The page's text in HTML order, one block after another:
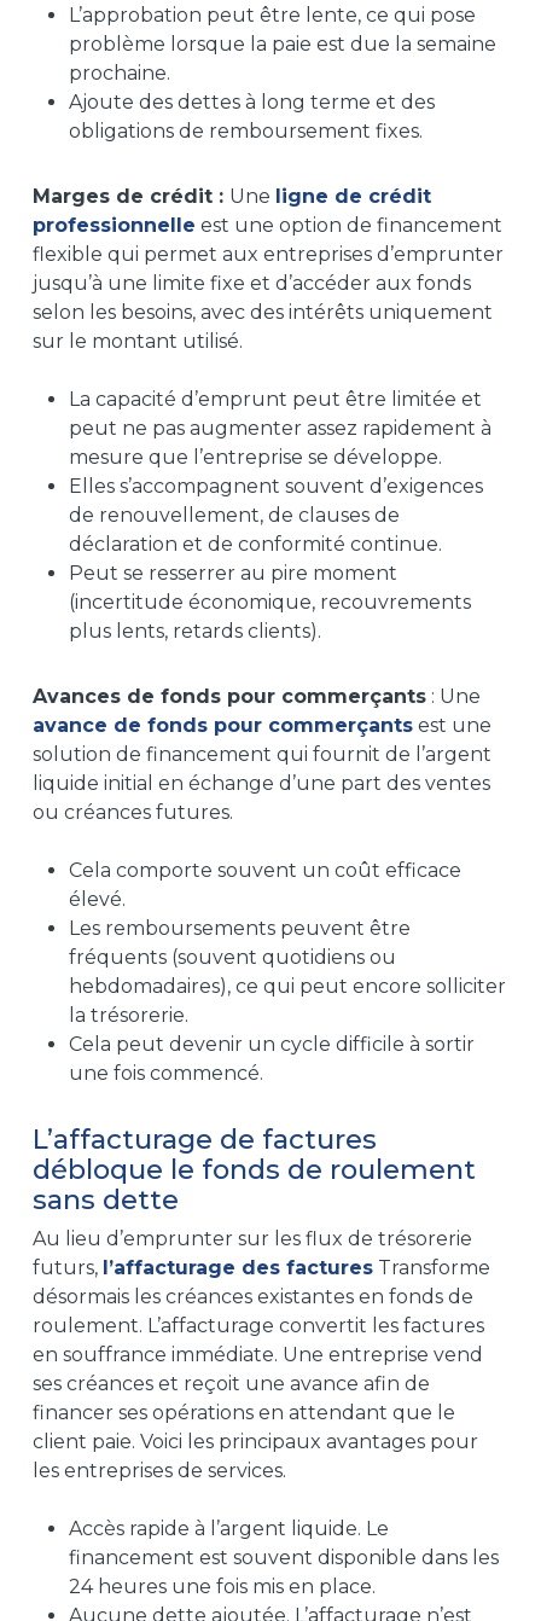
L’approbation peut être lente, ce qui pose
problème lorsque la paie est due la semaine
prochaine.
Ajoute des dettes à long terme et des
obligations de remboursement fixes.
Marges de crédit : Une ligne de crédit
professionnelle est une option de financement
flexible qui permet aux entreprises d’emprunter
jusqu’à une limite fixe et d’accéder aux fonds
selon les besoins, avec des intérêts uniquement
sur le montant utilisé.
La capacité d’emprunt peut être limitée et
peut ne pas augmenter assez rapidement à
mesure que l’entreprise se développe.
Elles s’accompagnent souvent d’exigences
de renouvellement, de clauses de
déclaration et de conformité continue.
Peut se resserrer au pire moment
(incertitude économique, recouvrements
plus lents, retards clients).
Avances de fonds pour commerçants : Une
avance de fonds pour commerçantsest une
solution de financement qui fournit de l’argent
liquide initial en échange d’une part des ventes
ou créances futures.
Cela comporte souvent un coût efficace
élevé.
Les remboursements peuvent être
fréquents (souvent quotidiens ou
hebdomadaires), ce qui peut encore solliciter
la trésorerie.
Cela peut devenir un cycle difficile à sortir
une fois commencé.
L’affacturage de factures
débloque le fonds de roulement
sans dette
Au lieu d’emprunter sur les flux de trésorerie
futurs, l’affacturage des factures Transforme
désormais les créances existantes en fonds de
roulement. L’affacturage convertit les factures
en souffrance immédiate. Une entreprise vend
ses créances et reçoit une avance afin de
financer ses opérations en attendant que le
client paie. Voici les principaux avantages pour
les entreprises de services.
Accès rapide à l’argent liquide. Le
financement est souvent disponible dans les
24 heures une fois mis en place.
Aucune dette ajoutée. L’affacturage n’est